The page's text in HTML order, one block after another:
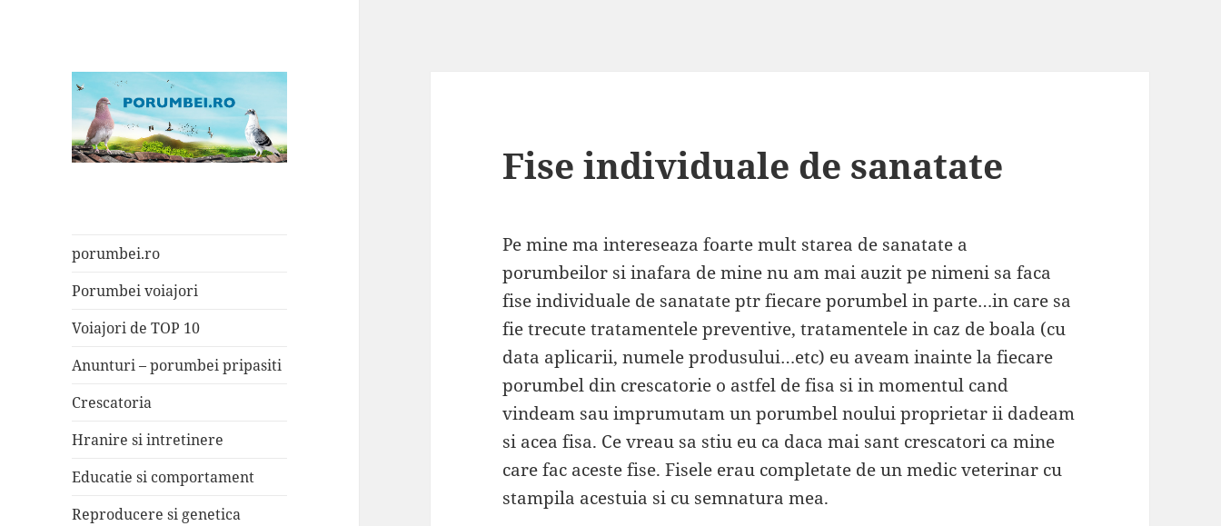
porumbei.ro
Porumbei voiajori
Voiajori de TOP 10
Anunturi – porumbei pripasiti
Crescatoria
Hranire si intretinere
Educatie si comportament
Reproducere si genetica
Fise individuale de sanatate
Pe mine ma intereseaza foarte mult starea de sanatate a
porumbeilor si inafara de mine nu am mai auzit pe nimeni sa faca
fise individuale de sanatate ptr fiecare porumbel in parte…in care sa
fie trecute tratamentele preventive, tratamentele in caz de boala (cu
data aplicarii, numele produsului…etc) eu aveam inainte la fiecare
porumbel din crescatorie o astfel de fisa si in momentul cand
vindeam sau imprumutam un porumbel noului proprietar ii dadeam
si acea fisa. Ce vreau sa stiu eu ca daca mai sant crescatori ca mine
care fac aceste fise. Fisele erau completate de un medic veterinar cu
stampila acestuia si cu semnatura mea.